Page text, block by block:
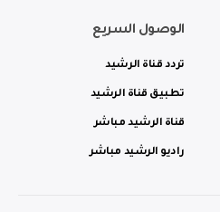
الوصول السريع
تردد قناة الرشيد
تطبيق قناة الرشيد
قناة الرشيد مباشر
راديو الرشيد مباشر